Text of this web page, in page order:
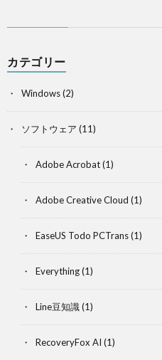
カテゴリー
Windows(2)
ソフトウェア (11)
Adobe Acrobat(1)
Adobe Creative Cloud (1)
EaseUS Todo PCTrans(1)
Everything(1)
Line豆知識(1)
RecoveryFox AI (1)